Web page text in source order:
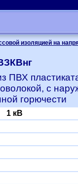
изоляцией на
с
горючести
1 кВ